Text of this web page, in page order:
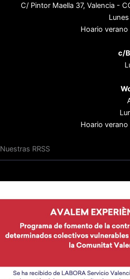
C/ Pintor Maella 37, Valencia -
Hoario
c/
Hoario
Nuestras RRSS